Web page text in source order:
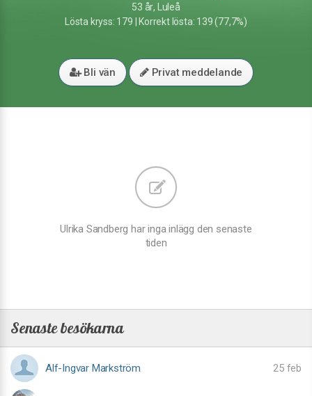
53 år, Luleå
Lösta kryss: 179 | Korrekt lösta: 139 (77,7%)
Bli vän Privat meddelande
Ulrika Sandberg har inga inlägg den senaste
tiden
Senaste besökarna
Alf-Ingvar Markström 25 feb